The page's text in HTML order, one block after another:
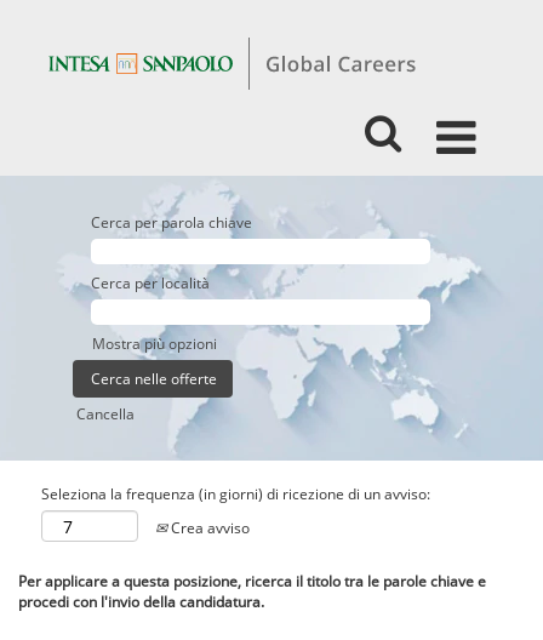
Cerca per parola chiave
Cerca per località
Mostra più opzioni
Cancella
Seleziona la frequenza (in giorni) di ricezione di un avviso:
Crea avviso
Per applicare a questa posizione, ricerca il titolo tra le parole chiave e
procedi con l'invio della candidatura.